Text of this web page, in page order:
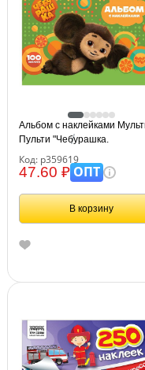
Альбом с наклейками
Пульти "Чебурашка.
А5, 100шт.
Код: р359619
47.60 ₽ОПТ
В корзину